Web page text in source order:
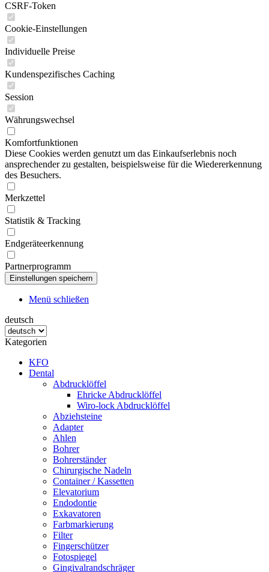
CSRF-Token
Cookie-Einstellungen
Individuelle Preise
Kundenspezifisches Caching
Session
Währungswechsel
Komfortfunktionen
Diese Cookies werden genutzt um das Einkaufserlebnis noch
ansprechender zu gestalten, beispielsweise für die Wiedererkennung
des Besuchers.
Merkzettel
Statistik & Tracking
Endgeräteerkennung
Partnerprogramm
Menü schließen
deutsch
Kategorien
KFO
Dental
Abdrucklöffel
Ehricke Abdrucklöffel
Wiro-lock Abdrucklöffel
Abziehsteine
Adapter
Ahlen
Bohrer
Bohrerständer
Chirurgische Nadeln
Container / Kassetten
Elevatorium
Endodontie
Exkavatoren
Farbmarkierung
Filter
Fingerschützer
Fotospiegel
Gingivalrandschräger